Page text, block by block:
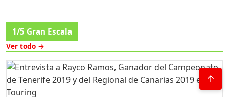
1/5 Gran Escala
Ver todo →
↑